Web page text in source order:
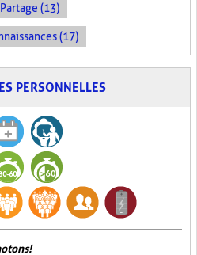
Partage (13)
(17)
PERSONNELLES